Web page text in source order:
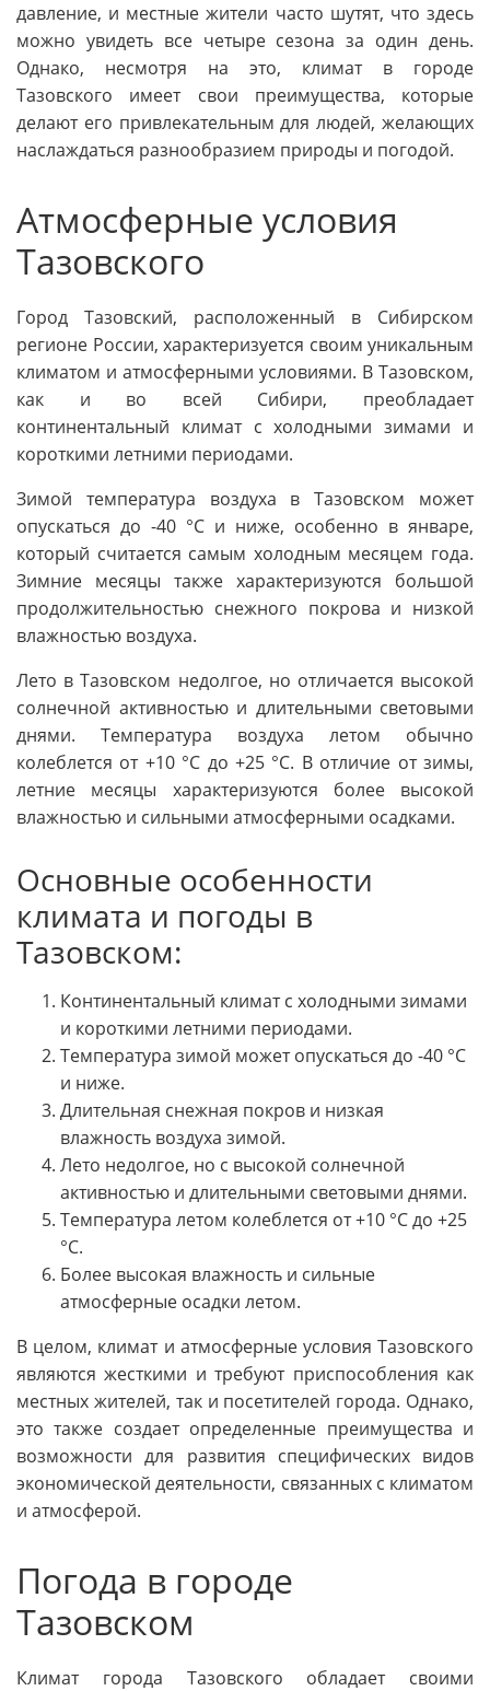
давление, и местные жители часто шутят, что здесь
можно увидеть все четыре сезона за один день.
Однако, несмотря на это, климат в городе
Тазовского имеет свои преимущества, которые
делают его привлекательным для людей, желающих
наслаждаться разнообразием природы и погодой.
Атмосферные условия
Тазовского
Город Тазовский, расположенный в Сибирском
регионе России, характеризуется своим уникальным
климатом и атмосферными условиями. В Тазовском,
как и во всей Сибири, преобладает
континентальный климат с холодными зимами и
короткими летними периодами.
Зимой температура воздуха в Тазовском может
опускаться до -40 °C и ниже, особенно в январе,
который считается самым холодным месяцем года.
Зимние месяцы также характеризуются большой
продолжительностью снежного покрова и низкой
влажностью воздуха.
Лето в Тазовском недолгое, но отличается высокой
солнечной активностью и длительными световыми
днями. Температура воздуха летом обычно
колеблется от +10 °C до +25 °C. В отличие от зимы,
летние месяцы характеризуются более высокой
влажностью и сильными атмосферными осадками.
Основные особенности
климата и погоды в
Тазовском:
Континентальный климат с холодными зимами
и короткими летними периодами.
Температура зимой может опускаться до -40 °C
и ниже.
Длительная снежная покров и низкая
влажность воздуха зимой.
Лето недолгое, но с высокой солнечной
активностью и длительными световыми днями.
Температура летом колеблется от +10 °C до +25
°C.
Более высокая влажность и сильные
атмосферные осадки летом.
В целом, климат и атмосферные условия Тазовского
являются жесткими и требуют приспособления как
местных жителей, так и посетителей города. Однако,
это также создает определенные преимущества и
возможности для развития специфических видов
экономической деятельности, связанных с климатом
и атмосферой.
Погода в городе
Тазовском
Климат города Тазовского обладает своими